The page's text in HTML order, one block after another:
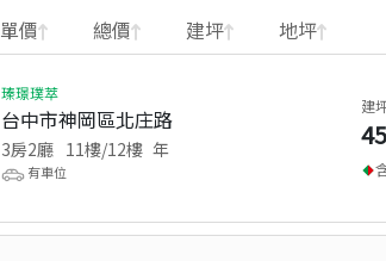
單價 總價 建坪 地坪
瑧璟璞萃
台中市神岡區北庄路
3房2廳 11樓/12樓 年
有車位
建